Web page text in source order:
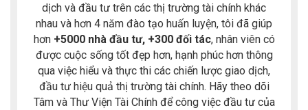
dịch và đầu tư trên các thị trường tài chính khác
nhau và hơn 4 năm đào tạo huấn luyện, tôi đã giúp
hơn +5000 nhà đầu tư, +300 đối tác, nhân viên có
được cuộc sống tốt đẹp hơn, hạnh phúc hơn thông
qua việc hiểu và thực thi các chiến lược giao dịch,
đầu tư hiệu quả thị trường tài chính. Hãy theo dõi
Tâm và Thư Viện Tài Chính để công việc đầu tư của